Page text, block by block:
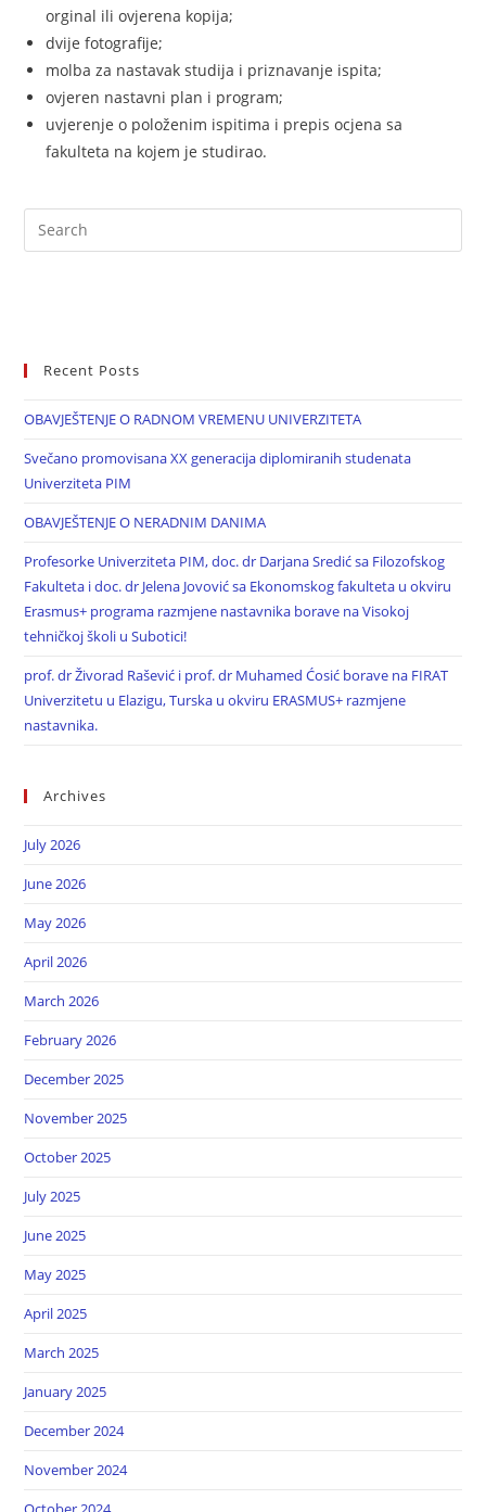
orginal ili ovjerena kopija;
dvije fotografije;
molba za nastavak studija i priznavanje ispita;
ovjeren nastavni plan i program;
uvjerenje o položenim ispitima i prepis ocjena sa
fakulteta na kojem je studirao.
Recent Posts
OBAVJEŠTENJE O RADNOM VREMENU UNIVERZITETA
Svečano promovisana XX generacija diplomiranih studenata
Univerziteta PIM
OBAVJEŠTENJE O NERADNIM DANIMA
Profesorke Univerziteta PIM, doc. dr Darjana Sredić sa Filozofskog
Fakulteta i doc. dr Jelena Jovović sa Ekonomskog fakulteta u okviru
Erasmus+ programa razmjene nastavnika borave na Visokoj
tehničkoj školi u Subotici!
prof. dr Živorad Rašević i prof. dr Muhamed Ćosić borave na FIRAT
Univerzitetu u Elazigu, Turska u okviru ERASMUS+ razmjene
nastavnika.
Archives
July 2026
June 2026
May 2026
April 2026
March 2026
February 2026
December 2025
November 2025
October 2025
July 2025
June 2025
May 2025
April 2025
March 2025
January 2025
December 2024
November 2024